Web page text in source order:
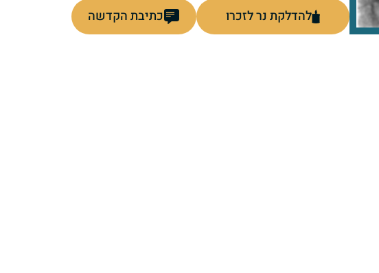
להדלקת נר לזכרו כתיבת הקדשה